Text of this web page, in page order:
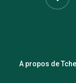
A propos de